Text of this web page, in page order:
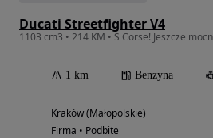
Ducati Streetfighter V4
1 km Benzyna
Kraków (Małopolskie)
Firma • Podbite